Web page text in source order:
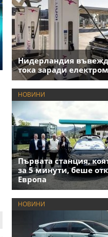
Нидерландия
тока заради
НОВИНИ
Първата станция,
за 5 минути, беше
Европа
НОВИНИ